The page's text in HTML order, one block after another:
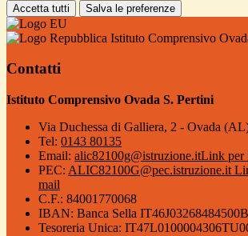
Accetta tutti Salva le preferenze
Istituto Comprensivo
Contatti
Istituto Comprensivo Ovada S. Pertini
Via Duchessa di Galliera, 2 - Ovada
Tel: 0143 80135
Email: alic82100g@istruzione.itLink per
PEC: ALIC82100G@pec.istruzione.it
mail
C.F.: 84001770068
IBAN: Banca Sella
Tesoreria Unica: